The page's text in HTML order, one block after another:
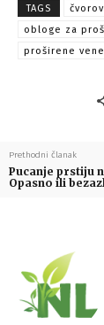
TAGS
obloge za
proširene vene
Prethodni članak
Pucanje prstiju
Opasno ili